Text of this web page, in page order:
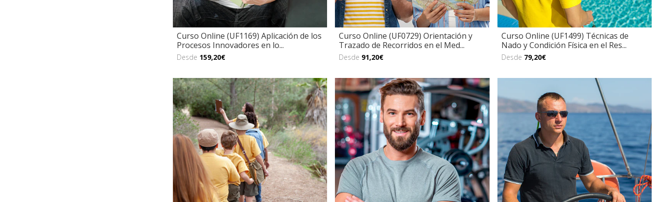
Curso Online (UF1169) Aplicación de los
Procesos Innovadores en lo...
Desde 159,20€
Curso Online (UF0729) Orientación y
Trazado de Recorridos en el Med...
Desde 91,20€
Curso Online (UF1499) Técnicas de
Nado y Condición Física en el Res...
Desde 79,20€